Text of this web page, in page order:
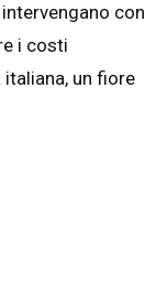
con
i costi
un fiore